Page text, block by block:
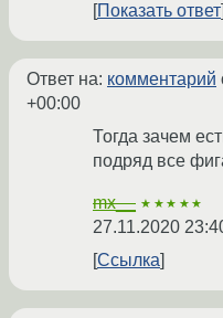
Показать ответ
Ответ на: комментарий
+00:00
Тогда зачем
подряд все
mx__ ★★★★★
27.11.2020
Ссылка